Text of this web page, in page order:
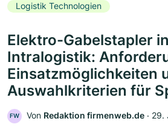
Logistik Technologien
Elektro-Gabelstapler
Intralogistik:
Einsatzmöglichkeiten
Auswahlkriterien für
FW Von Redaktion firmenweb.de ‧ 29.